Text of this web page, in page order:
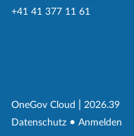
+41 41 377 11 61
OneGov Cloud (External Link)
2026.39
Datenschutz (External Link)
Anmelden